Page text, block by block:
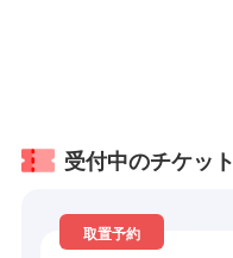
受付中のチケット
取置予約